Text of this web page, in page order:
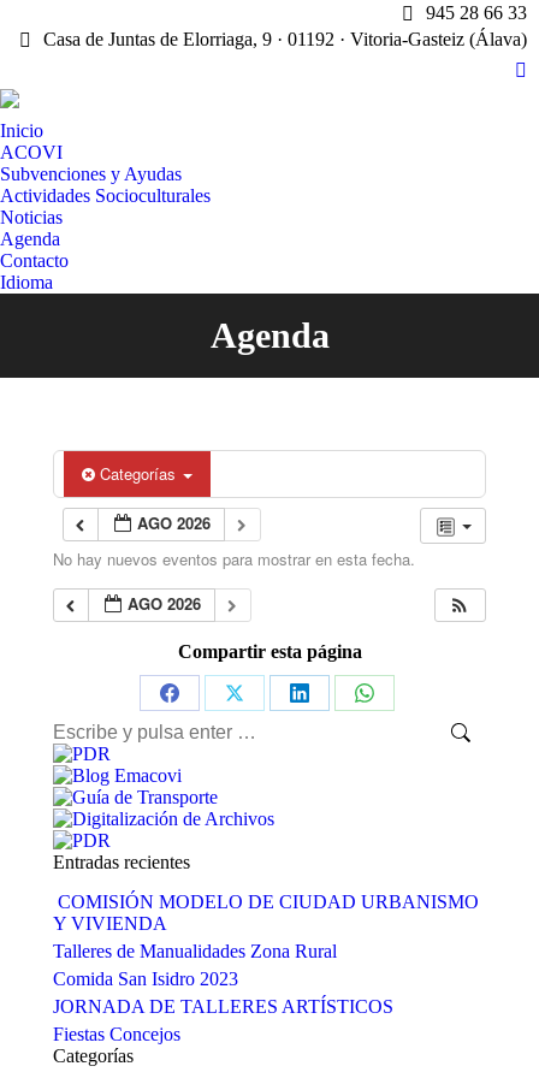
945 28 66 33
Casa de Juntas de Elorriaga, 9 · 01192 · Vitoria-Gasteiz (Álava)
X
Inicio
ACOVI
Subvenciones y Ayudas
Actividades Socioculturales
Noticias
Agenda
Contacto
Idioma
Agenda
Estás aquí:
Categorías
AGO 2026
No hay nuevos eventos para mostrar en esta fecha.
AGO 2026
Compartir esta página
Share
on
Facebook
Share
on
Share
Share
Buscar:
Entradas recientes
COMISIÓN MODELO DE CIUDAD URBANISMO
Y VIVIENDA
Talleres de Manualidades Zona Rural
Comida San Isidro 2023
JORNADA DE TALLERES ARTÍSTICOS
Fiestas Concejos
Categorías